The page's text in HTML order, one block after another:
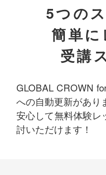
5つの
簡単に
受講
GLOBAL CROWN
への自動更新があり
安心して無料体験レ
討いただけます！